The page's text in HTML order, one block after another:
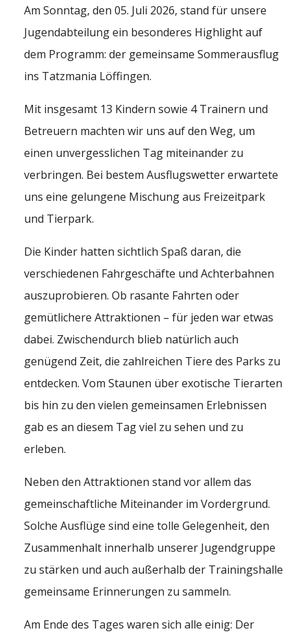
Am Sonntag, den 05. Juli 2026, stand für unsere
Jugendabteilung ein besonderes Highlight auf
dem Programm: der gemeinsame Sommerausflug
ins Tatzmania Löffingen.
Mit insgesamt 13 Kindern sowie 4 Trainern und
Betreuern machten wir uns auf den Weg, um
einen unvergesslichen Tag miteinander zu
verbringen. Bei bestem Ausflugswetter erwartete
uns eine gelungene Mischung aus Freizeitpark
und Tierpark.
Die Kinder hatten sichtlich Spaß daran, die
verschiedenen Fahrgeschäfte und Achterbahnen
auszuprobieren. Ob rasante Fahrten oder
gemütlichere Attraktionen – für jeden war etwas
dabei. Zwischendurch blieb natürlich auch
genügend Zeit, die zahlreichen Tiere des Parks zu
entdecken. Vom Staunen über exotische Tierarten
bis hin zu den vielen gemeinsamen Erlebnissen
gab es an diesem Tag viel zu sehen und zu
erleben.
Neben den Attraktionen stand vor allem das
gemeinschaftliche Miteinander im Vordergrund.
Solche Ausflüge sind eine tolle Gelegenheit, den
Zusammenhalt innerhalb unserer Jugendgruppe
zu stärken und auch außerhalb der Trainingshalle
gemeinsame Erinnerungen zu sammeln.
Am Ende des Tages waren sich alle einig: Der